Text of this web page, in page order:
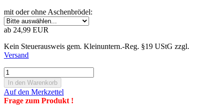
mit oder ohne Aschenbrödel:
ab 24,99 EUR
Kein Steuerausweis gem. Kleinuntern.-Reg. §19 UStG zzgl.
Versand
Auf den Merkzettel
Frage zum Produkt !